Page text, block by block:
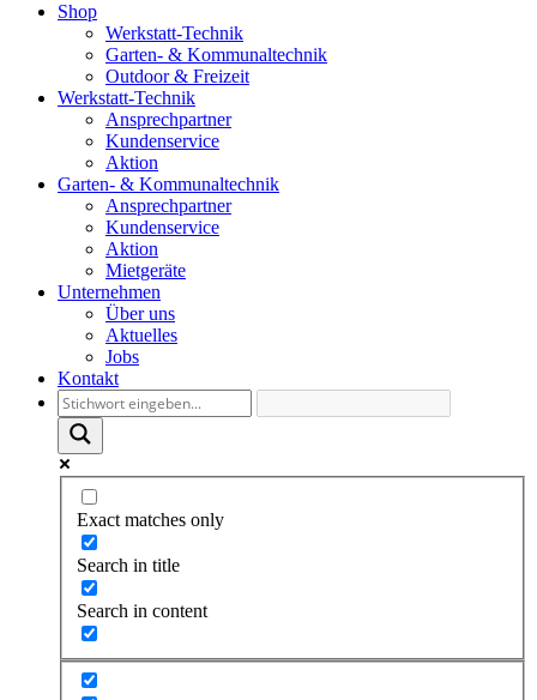
Shop
Werkstatt-Technik
Garten- & Kommunaltechnik
Outdoor & Freizeit
Werkstatt-Technik
Ansprechpartner
Kundenservice
Aktion
Garten- & Kommunaltechnik
Ansprechpartner
Kundenservice
Aktion
Mietgeräte
Unternehmen
Über uns
Aktuelles
Jobs
Kontakt
Exact matches only
Search in title
Search in content